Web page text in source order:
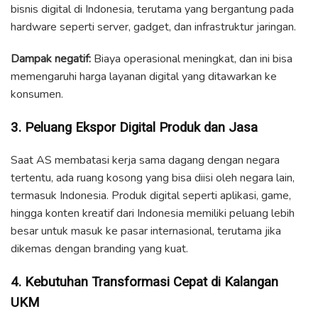
bisnis digital di Indonesia, terutama yang bergantung pada
hardware seperti server, gadget, dan infrastruktur jaringan.
Dampak negatif: Biaya operasional meningkat, dan ini bisa
memengaruhi harga layanan digital yang ditawarkan ke
konsumen.
3. Peluang Ekspor Digital Produk dan Jasa
Saat AS membatasi kerja sama dagang dengan negara
tertentu, ada ruang kosong yang bisa diisi oleh negara lain,
termasuk Indonesia. Produk digital seperti aplikasi, game,
hingga konten kreatif dari Indonesia memiliki peluang lebih
besar untuk masuk ke pasar internasional, terutama jika
dikemas dengan branding yang kuat.
4. Kebutuhan Transformasi Cepat di Kalangan
UKM